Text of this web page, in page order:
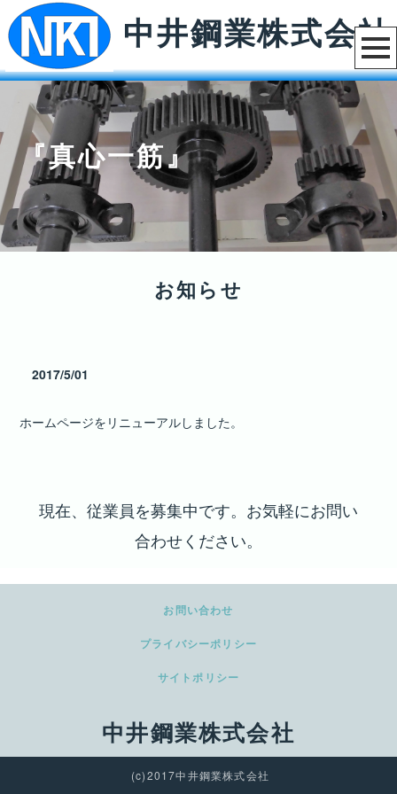
中井鋼業株式会社
『真心一筋』
お知らせ
2017/5/01
ホームページをリニューアルしました。
現在、従業員を募集中です。お気軽にお問い
合わせください。
お問い合わせ
プライバシーポリシー
サイトポリシー
中井鋼業株式会社
(c)2017中井鋼業株式会社